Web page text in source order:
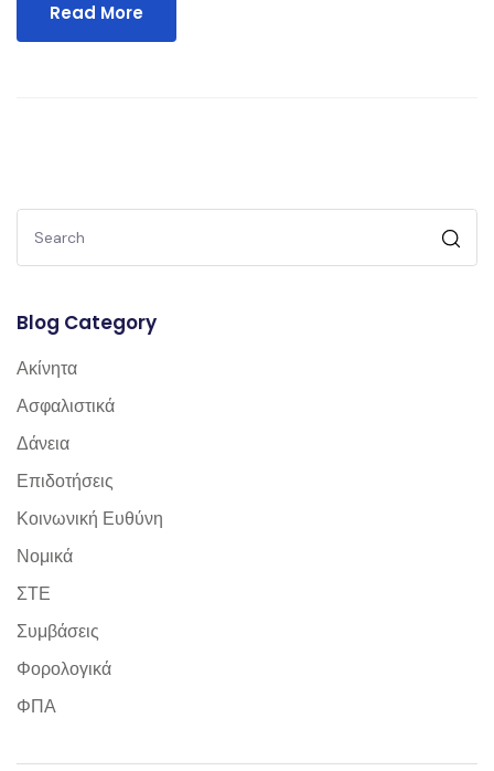
Read More
Blog Category
Ακίνητα
Ασφαλιστικά
Δάνεια
Επιδοτήσεις
Κοινωνική Ευθύνη
Νομικά
ΣΤΕ
Συμβάσεις
Φορολογικά
ΦΠΑ